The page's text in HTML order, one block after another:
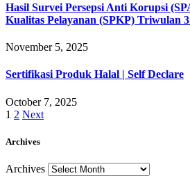
Hasil Survei Persepsi Anti Korupsi
Kualitas Pelayanan (SPKP) Triwulan 3
November 5, 2025
Sertifikasi Produk Halal | Self Declare
October 7, 2025
1 2 Next
Archives
Archives